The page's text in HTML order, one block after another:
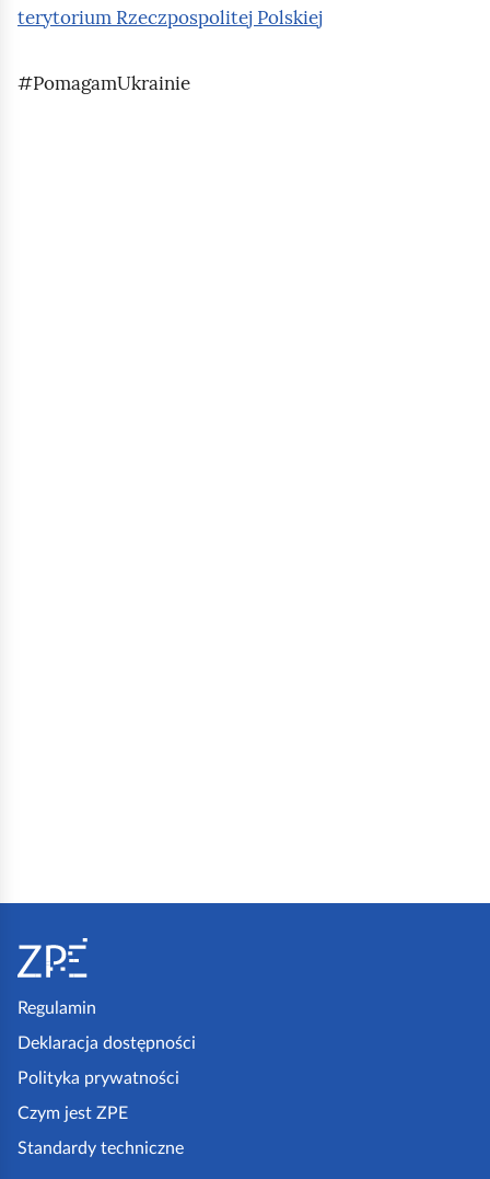
terytorium Rzeczpospolitej Polskiej
#PomagamUkrainie
Regulamin
Deklaracja dostępności
Polityka prywatności
Czym jest ZPE
Standardy techniczne